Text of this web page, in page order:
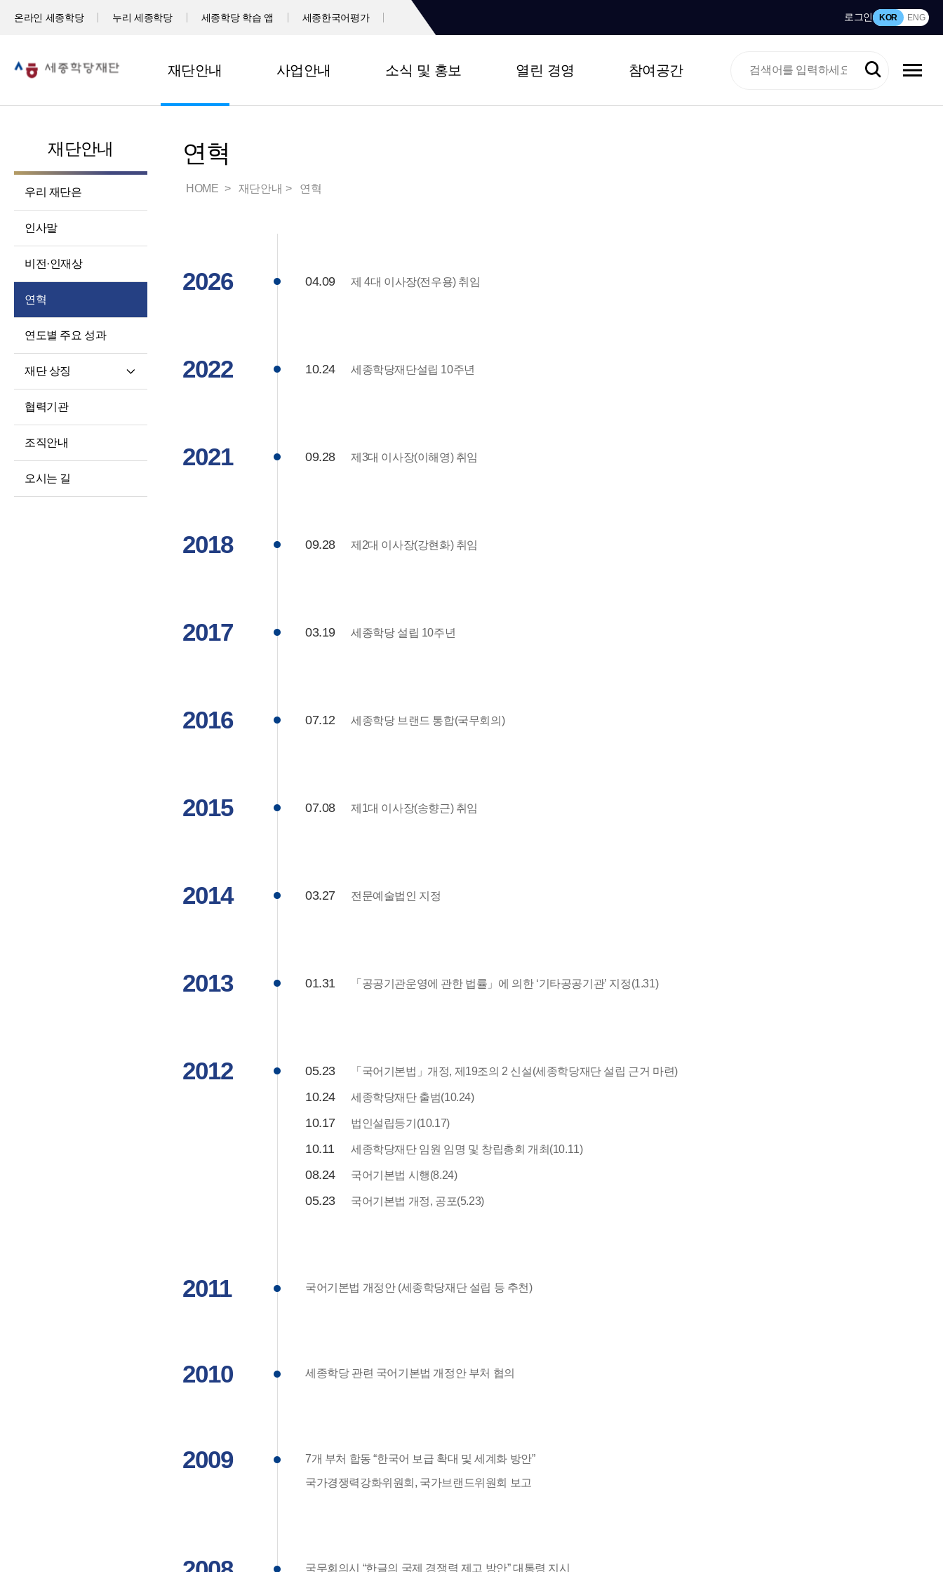
온라인 세종학당 누리 세종학당 세종학당 학습 앱 세종한국어평가 로그인 KOR ENG
재단안내 사업안내 소식 및 홍보 열린 경영 참여공간
재단안내
우리 재단은
인사말
비전·인재상
연혁
연도별 주요 성과
재단 상징
협력기관
조직안내
오시는 길
연혁
HOME 재단안내 연혁
2026 04.09 제 4대 이사장(전우용) 취임
2022 10.24 세종학당재단설립 10주년
2021 09.28 제3대 이사장(이해영) 취임
2018 09.28 제2대 이사장(강현화) 취임
2017 03.19 세종학당 설립 10주년
2016 07.12 세종학당 브랜드 통합(국무회의)
2015 07.08 제1대 이사장(송향근) 취임
2014 03.27 전문예술법인 지정
2013 01.31 「공공기관운영에 관한 법률」에 의한 ‘기타공공기관’ 지정(1.31)
2012 05.23 「국어기본법」개정, 제19조의 2 신설(세종학당재단 설립 근거 마련)
10.24 세종학당재단 출범(10.24)
10.17 법인설립등기(10.17)
10.11 세종학당재단 임원 임명 및 창립총회 개최(10.11)
08.24 국어기본법 시행(8.24)
05.23 국어기본법 개정, 공포(5.23)
2011 국어기본법 개정안 (세종학당재단 설립 등 추천)
2010 세종학당 관련 국어기본법 개정안 부처 협의
2009
7개 부처 합동 “한국어 보급 확대 및 세계화 방안”
국가경쟁력강화위원회, 국가브랜드위원회 보고
국무회의시 “한글의 국제 경쟁력 제고 방안” 대통령 지시